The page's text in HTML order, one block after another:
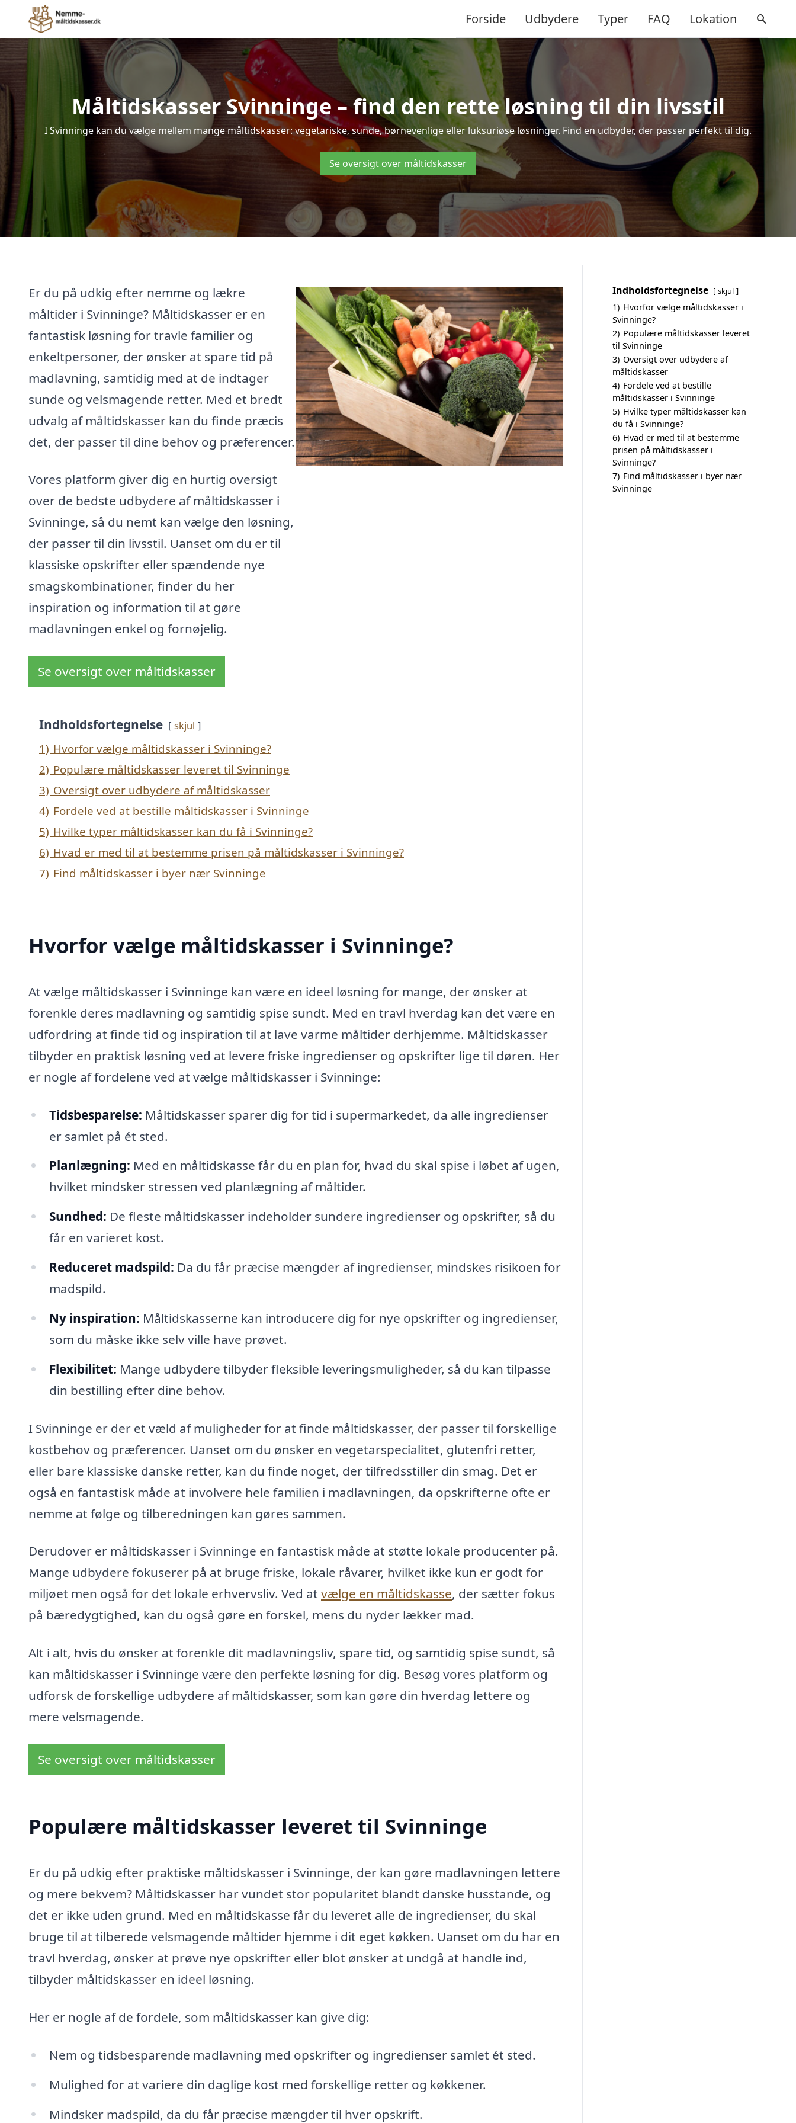
Forside Udbydere Typer FAQ Lokation
Måltidskasser Svinninge – find den rette løsning til din livsstil
I Svinninge kan du vælge mellem mange måltidskasser: vegetariske, sunde, børnevenlige eller luksuriøse løsninger. Find en udbyder, der passer perfekt til dig.
Se oversigt over måltidskasser
Er du på udkig efter nemme og lækre
måltider i Svinninge? Måltidskasser er en
fantastisk løsning for travle familier og
enkeltpersoner, der ønsker at spare tid på
madlavning, samtidig med at de indtager
sunde og velsmagende retter. Med et bredt
udvalg af måltidskasser kan du finde præcis
det, der passer til dine behov og præferencer.
Vores platform giver dig en hurtig oversigt
over de bedste udbydere af måltidskasser i
Svinninge, så du nemt kan vælge den løsning,
der passer til din livsstil. Uanset om du er til
klassiske opskrifter eller spændende nye
smagskombinationer, finder du her
inspiration og information til at gøre
madlavningen enkel og fornøjelig.
Se oversigt over måltidskasser
Indholdsfortegnelse skjul
1) Hvorfor vælge måltidskasser i Svinninge?
2) Populære måltidskasser leveret til Svinninge
3) Oversigt over udbydere af måltidskasser
4) Fordele ved at bestille måltidskasser i Svinninge
5) Hvilke typer måltidskasser kan du få i Svinninge?
6) Hvad er med til at bestemme prisen på måltidskasser i Svinninge?
7) Find måltidskasser i byer nær Svinninge
Hvorfor vælge måltidskasser i Svinninge?
At vælge måltidskasser i Svinninge kan være en ideel løsning for mange, der ønsker at
forenkle deres madlavning og samtidig spise sundt. Med en travl hverdag kan det være en
udfordring at finde tid og inspiration til at lave varme måltider derhjemme. Måltidskasser
tilbyder en praktisk løsning ved at levere friske ingredienser og opskrifter lige til døren. Her
er nogle af fordelene ved at vælge måltidskasser i Svinninge:
Tidsbesparelse: Måltidskasser sparer dig for tid i supermarkedet, da alle ingredienser
er samlet på ét sted.
Planlægning: Med en måltidskasse får du en plan for, hvad du skal spise i løbet af ugen,
hvilket mindsker stressen ved planlægning af måltider.
Sundhed: De fleste måltidskasser indeholder sundere ingredienser og opskrifter, så du
får en varieret kost.
Reduceret madspild: Da du får præcise mængder af ingredienser, mindskes risikoen for
madspild.
Ny inspiration: Måltidskasserne kan introducere dig for nye opskrifter og ingredienser,
som du måske ikke selv ville have prøvet.
Flexibilitet: Mange udbydere tilbyder fleksible leveringsmuligheder, så du kan tilpasse
din bestilling efter dine behov.
I Svinninge er der et væld af muligheder for at finde måltidskasser, der passer til forskellige
kostbehov og præferencer. Uanset om du ønsker en vegetarspecialitet, glutenfri retter,
eller bare klassiske danske retter, kan du finde noget, der tilfredsstiller din smag. Det er
også en fantastisk måde at involvere hele familien i madlavningen, da opskrifterne ofte er
nemme at følge og tilberedningen kan gøres sammen.
Derudover er måltidskasser i Svinninge en fantastisk måde at støtte lokale producenter på.
Mange udbydere fokuserer på at bruge friske, lokale råvarer, hvilket ikke kun er godt for
miljøet men også for det lokale erhvervsliv. Ved at vælge en måltidskasse, der sætter fokus
på bæredygtighed, kan du også gøre en forskel, mens du nyder lækker mad.
Alt i alt, hvis du ønsker at forenkle dit madlavningsliv, spare tid, og samtidig spise sundt, så
kan måltidskasser i Svinninge være den perfekte løsning for dig. Besøg vores platform og
udforsk de forskellige udbydere af måltidskasser, som kan gøre din hverdag lettere og
mere velsmagende.
Se oversigt over måltidskasser
Populære måltidskasser leveret til Svinninge
Er du på udkig efter praktiske måltidskasser i Svinninge, der kan gøre madlavningen lettere
og mere bekvem? Måltidskasser har vundet stor popularitet blandt danske husstande, og
det er ikke uden grund. Med en måltidskasse får du leveret alle de ingredienser, du skal
bruge til at tilberede velsmagende måltider hjemme i dit eget køkken. Uanset om du har en
travl hverdag, ønsker at prøve nye opskrifter eller blot ønsker at undgå at handle ind,
tilbyder måltidskasser en ideel løsning.
Her er nogle af de fordele, som måltidskasser kan give dig:
Nem og tidsbesparende madlavning med opskrifter og ingredienser samlet ét sted.
Mulighed for at variere din daglige kost med forskellige retter og køkkener.
Mindsker madspild, da du får præcise mængder til hver opskrift.
Indholdsfortegnelse skjul
1) Hvorfor vælge måltidskasser i
Svinninge?
2) Populære måltidskasser leveret
til Svinninge
3) Oversigt over udbydere af
måltidskasser
4) Fordele ved at bestille
måltidskasser i Svinninge
5) Hvilke typer måltidskasser kan
du få i Svinninge?
6) Hvad er med til at bestemme
prisen på måltidskasser i
Svinninge?
7) Find måltidskasser i byer nær
Svinninge